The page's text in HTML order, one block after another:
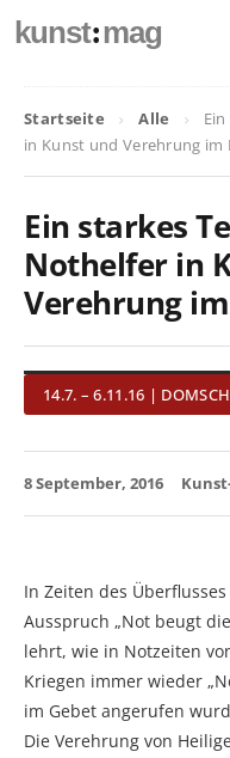
kunst:mag
Startseite Alle
in Kunst und Verehrung im
Ein starkes
Nothelfer in
Verehrung
14.7. – 6.11.16 |
8 September, 2016
In Zeiten des
Ausspruch „Not beugt
lehrt, wie in Notzeiten
Kriegen immer wieder
im Gebet angerufen
Die Verehrung von